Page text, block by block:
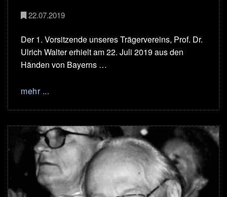
22.07.2019
Der 1. Vorsitzende unseres Trägervereins, Prof. Dr.
Ulrich Walter erhielt am 22. Juli 2019 aus den
Händen von Bayerns …
mehr ...